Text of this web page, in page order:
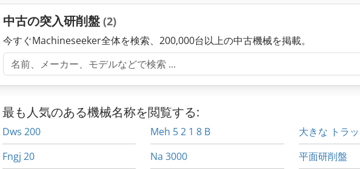
中古の突入研削盤 (2)
今すぐMachineseeker全体を検索、200,000台以上の中古機械を掲載。
最も人気のある機械名称を閲覧する:
Dws 200
Fngj 20
Meh 5 2 1 8 B
Na 3000
大きな トラ
平面研削盤